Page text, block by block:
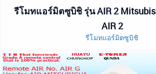
รีโมทแอร์มิตซูบิชิ รุ่น AIR 2
AIR 2
รีโมทแอร์มิตซูบิชิ